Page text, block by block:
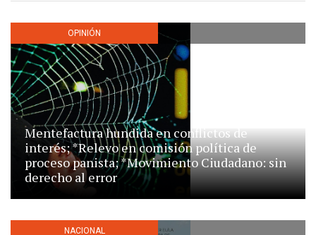
OPINIÓN
Mentefactura hundida en conflictos de
interés; *Relevo en comisión política de
proceso panista; *Movimiento Ciudadano: sin
derecho al error
NACIONAL